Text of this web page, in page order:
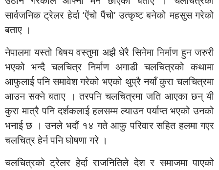
सार्वजनिक ट्रेलर हेर्दा ‘ऐंचो पैंचो’ उत्कृष्ट बनेको महसुस गरेको
बताए ।
नेपालमा यस्तो बिषय वस्तुमा अझै धेरै सिनेमा निर्माण हुन जरुरी
भएको भन्दै चलचित्र निर्माण अगाडी चलचित्रको कथामा
आफुलाई पनि समावेश गरेको भएको थुप्रै नयाँ कुरा चलचित्रमा
आउन सक्ने बताए । तरपनि चलचित्रमा जति आएका छन् यी
कुरा मात्रै पनि दर्शकलाई हलसम्म ल्याउन पर्याप्त भएको उनको
भनाई छ । उनले भदौं १४ गते आफु परिवार सहित हलमा गएर
चलचित्र हेर्न पनि घोषणा गरे ।
चलचित्रको ट्रेलर हेर्दा राजनितिले देश र समाजमा पाएको